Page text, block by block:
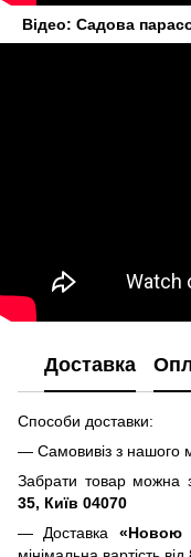
Відео: Садова
Доставка
Способи доставки:
— Самовивіз з нашого
Забрати товар можна
35, Київ 04070
— Доставка «Новою